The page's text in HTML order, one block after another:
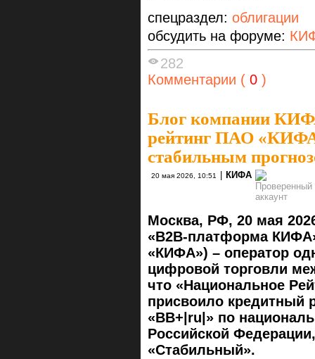
спецраздел: облигации
обсудить на форуме:
282
Комментарии ( 0 )
Блог компании
рейтинг ПАО
стабильным
20 мая 2026, 10:51 | КИФА
Москва, РФ, 20 мая
«B2B-платформа
«КИФА») – оператор
цифровой торговли
что «Национальное
присвоило кредитный
«BB+|ru|» по
Российской
«Стабильный».